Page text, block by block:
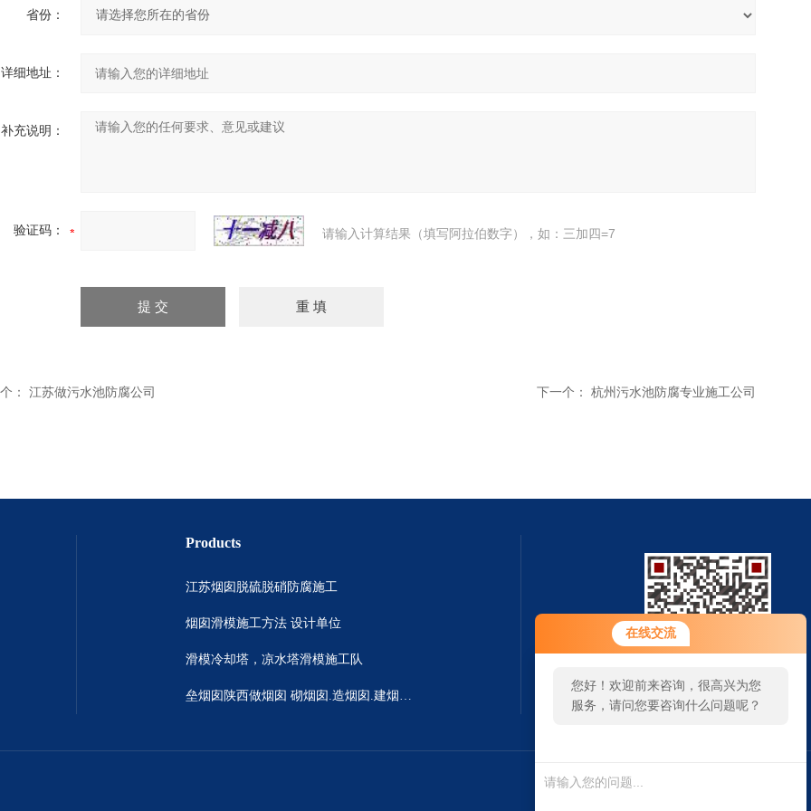
在线交流
您好！欢迎前来咨询，很高兴为您
服务，请问您要咨询什么问题呢？
省份：
详细地址：
补充说明：
验证码： 请输入计算结果（填写阿拉伯数字），如：三加四=7
： 江苏做污水池防腐公司 下一个： 杭州污水池防腐专业施工公司
Products
江苏烟囱脱硫脱硝防腐施工
烟囱滑模施工方法 设计单位
滑模冷却塔，凉水塔滑模施工队
垒烟囱陕西做烟囱 砌烟囱.造烟囱.建烟囱公司 扫一扫 微信咨询